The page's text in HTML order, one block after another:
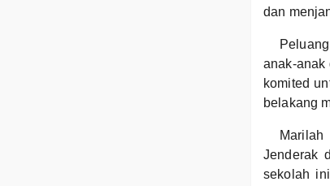
dan
anak-anak
komited
belakang
Jenderak
sekolah